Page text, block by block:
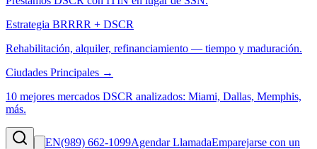
Estrategia BRRRR + DSCR
Rehabilitación, alquiler, refinanciamiento — tiempo y maduración.
Ciudades Principales →
10 mejores mercados DSCR analizados: Miami, Dallas, Memphis,
más.
EN(989) 662-1099Agendar LlamadaEmparejarse con un